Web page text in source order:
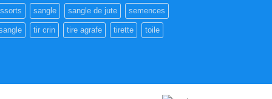
sangle sangle de jute semences
tir crin tire agrafe tirette toile